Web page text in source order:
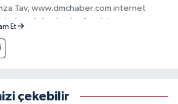
Tav, www.dmchaber.com internet
editör olarak görevini
Et
çekebilir